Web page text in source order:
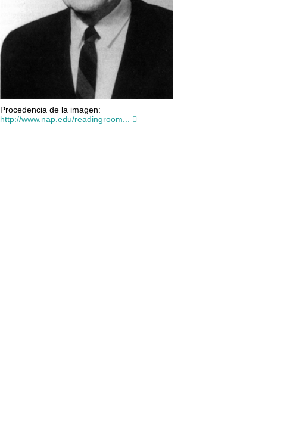
Procedencia de la imagen:
http://www.nap.edu/readingroom...